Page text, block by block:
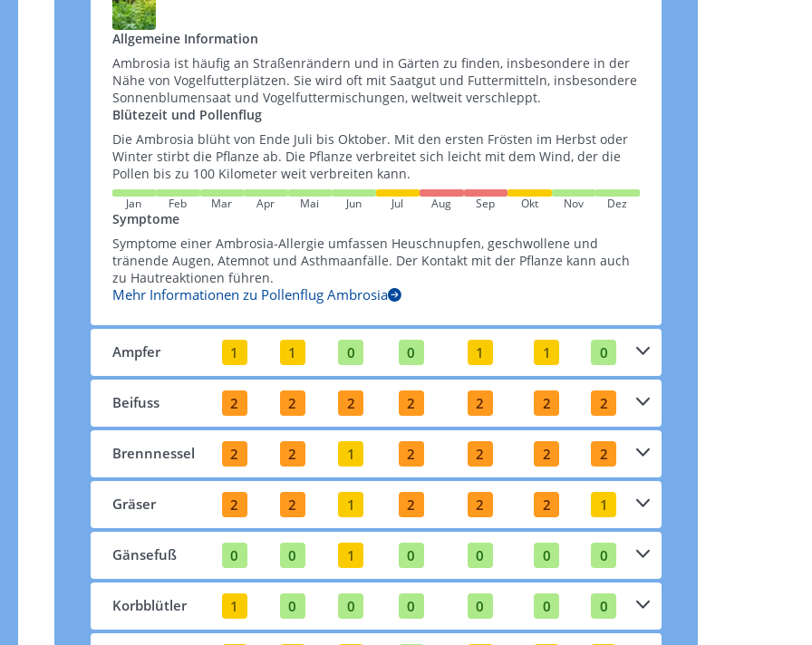
Allgemeine Information
Ambrosia ist häufig an Straßenrändern und in Gärten zu finden, insbesondere in der
Nähe von Vogelfutterplätzen. Sie wird oft mit Saatgut und Futtermitteln, insbesondere
Sonnenblumensaat und Vogelfuttermischungen, weltweit verschleppt​​​​.
Blütezeit und Pollenflug
Die Ambrosia blüht von Ende Juli bis Oktober. Mit den ersten Frösten im Herbst oder
Winter stirbt die Pflanze ab. Die Pflanze verbreitet sich leicht mit dem Wind, der die
Pollen bis zu 100 Kilometer weit verbreiten kann​​.
Jan Feb Mar Apr Mai Jun Jul Aug Sep Okt Nov Dez
Symptome
Symptome einer Ambrosia-Allergie umfassen Heuschnupfen, geschwollene und
tränende Augen, Atemnot und Asthmaanfälle. Der Kontakt mit der Pflanze kann auch
zu Hautreaktionen führen​​.
Mehr Informationen zu Pollenflug Ambrosia
Ampfer 1 1 0 0 1 1 0
Beifuss 2 2 2 2 2 2 2
Brennnessel 2 2 1 2 2 2 2
Gräser 2 2 1 2 2 2 1
Gänsefuß 0 0 1 0 0 0 0
Korbblütler 1 0 0 0 0 0 0